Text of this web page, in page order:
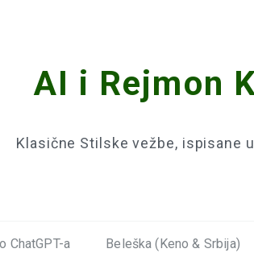
AI i Rejmon
Klasične Stilske vežbe, ispisane
ChatGPT-a Beleška (Keno & Srbija)